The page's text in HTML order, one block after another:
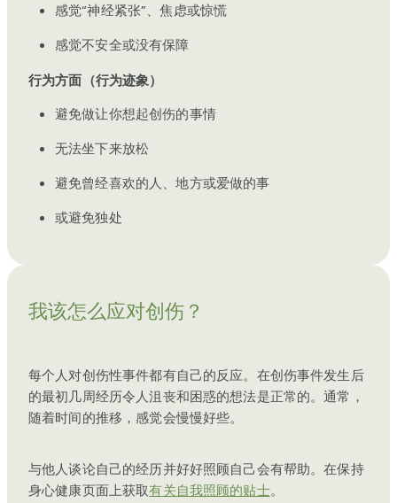
感觉“神经紧张”、焦虑或惊慌
感觉不安全或没有保障
行为方面（行为迹象）
避免做让你想起创伤的事情
无法坐下来放松
避免曾经喜欢的人、地方或爱做的事
或避免独处
我该怎么应对创伤？
每个人对创伤性事件都有自己的反应。在创伤事件发生后
的最初几周经历令人沮丧和困惑的想法是正常的。通常，
随着时间的推移，感觉会慢慢好些。
与他人谈论自己的经历并好好照顾自己会有帮助。在保持
身心健康页面上获取有关自我照顾的贴士。